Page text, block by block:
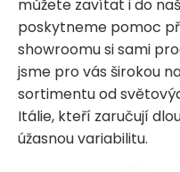
můžete zavítat i do
poskytneme pomoc
showroomu si sami
jsme pro vás širokou
sortimentu od
Itálie, kteří zaručují
úžasnou variabilitu.